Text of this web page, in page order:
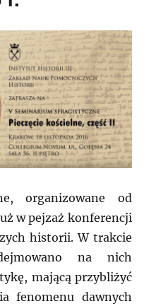
organizowane od
w pejzaż konferencji
historii. W trakcie
na nich
mającą przybliżyć
fenomenu dawnych